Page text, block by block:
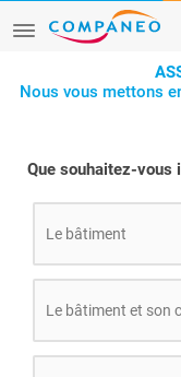
Nous vous mettons
Que souhaitez-vous
Le bâtiment
Le bâtiment et son